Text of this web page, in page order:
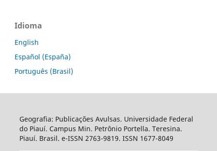
Idioma
English
Español (España)
Português (Brasil)
Geografia: Publicações Avulsas. Universidade Federal
do Piauí. Campus Min. Petrônio Portella. Teresina.
Piauí. Brasil. e-ISSN 2763-9819. ISSN 1677-8049